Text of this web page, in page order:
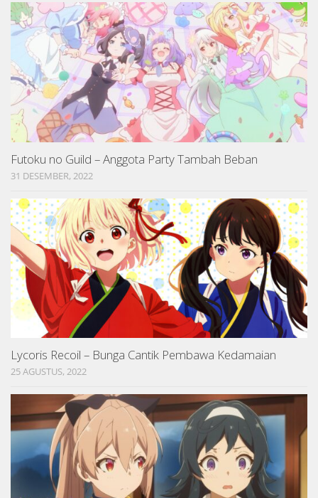
Futoku no Guild – Anggota Party Tambah Beban
31 DESEMBER, 2022
Lycoris Recoil – Bunga Cantik Pembawa Kedamaian
25 AGUSTUS, 2022